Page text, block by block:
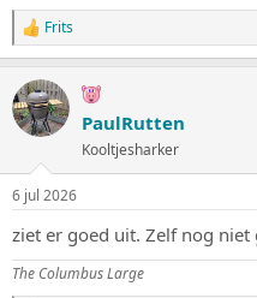
W
a
r
d
e
i
n
g
e
n
:
Frits
PaulRutten
Kooltjesharker
6 jul 2026
ziet er goed uit. Zelf nog
The Columbus Large